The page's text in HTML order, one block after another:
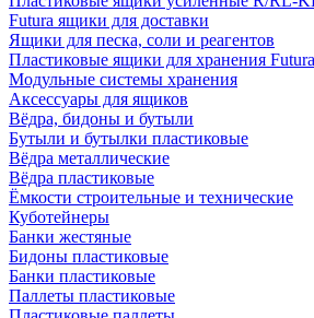
Futura ящики для доставки
Ящики для песка, соли и реагентов
Пластиковые ящики для хранения
Модульные системы хранения
Аксессуары для ящиков
Вёдра, бидоны и бутыли
Бутыли и бутылки пластиковые
Вёдра металлические
Вёдра пластиковые
Ёмкости строительные и технические
Куботейнеры
Банки жестяные
Бидоны пластиковые
Банки пластиковые
Паллеты пластиковые